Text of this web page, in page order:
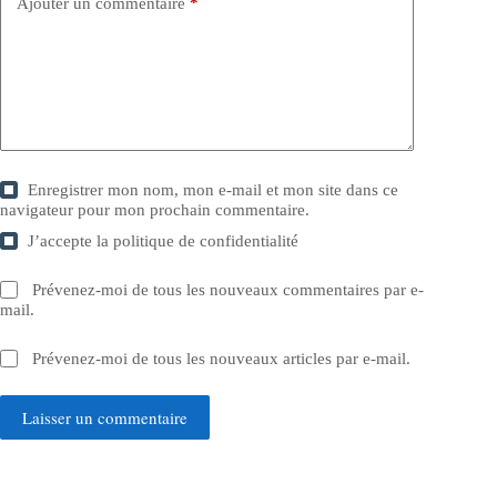
Enregistrer mon nom, mon e-mail et mon site dans ce
navigateur pour mon prochain commentaire.
J’accepte lapolitique de confidentialité
Prévenez-moi de tous les nouveaux commentaires par e-
mail.
Prévenez-moi de tous les nouveaux articles par e-mail.
Laisser un commentaire